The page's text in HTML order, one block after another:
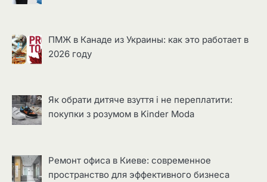
ПМЖ в Канаде из Украины: как это работает в
2026 году
Як обрати дитяче взуття і не переплатити:
покупки з розумом в Kinder Moda
Ремонт офиса в Киеве: современное
пространство для эффективного бизнеса